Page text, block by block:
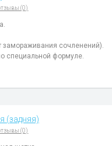
(0)
сочленений).
специальной формуле.
(задняя)
(0)